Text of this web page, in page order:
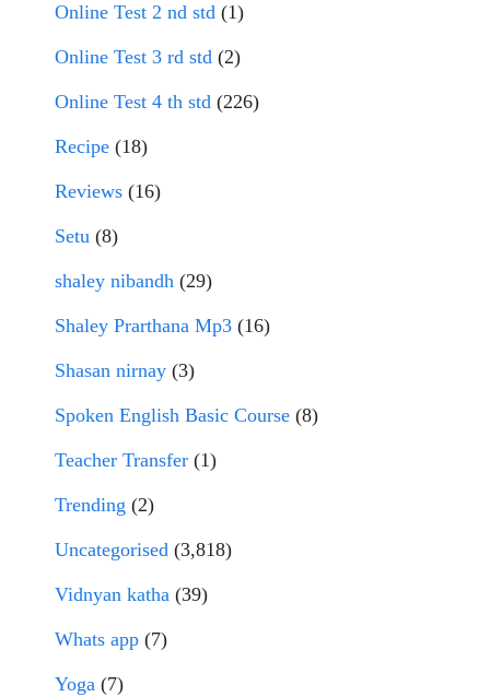
Online Test 2 nd std (1)
Online Test 3 rd std (2)
Online Test 4 th std (226)
Recipe (18)
Reviews (16)
Setu (8)
shaley nibandh (29)
Shaley Prarthana Mp3 (16)
Shasan nirnay (3)
Spoken English Basic Course (8)
Teacher Transfer (1)
Trending (2)
Uncategorised (3,818)
Vidnyan katha (39)
Whats app (7)
Yoga (7)